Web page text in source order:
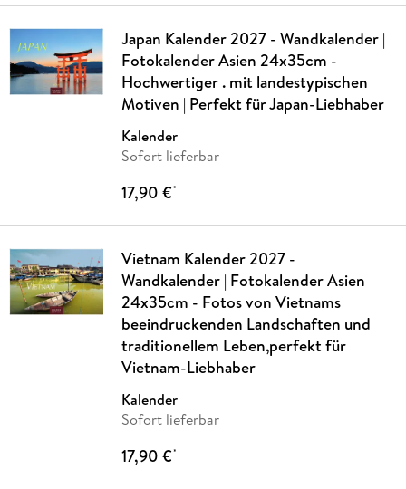
Japan Kalender 2027 - Wandkalender |
Fotokalender Asien 24x35cm -
Hochwertiger . mit landestypischen
Motiven | Perfekt für Japan-Liebhaber
Kalender
Sofort lieferbar
17,90 €*
Vietnam Kalender 2027 -
Wandkalender | Fotokalender Asien
24x35cm - Fotos von Vietnams
beeindruckenden Landschaften und
traditionellem Leben,perfekt für
Vietnam-Liebhaber
Kalender
Sofort lieferbar
17,90 €*